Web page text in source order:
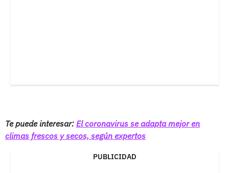
Te puede interesar: El coronavirus se adapta mejor en
climas frescos y secos, según expertos
PUBLICIDAD